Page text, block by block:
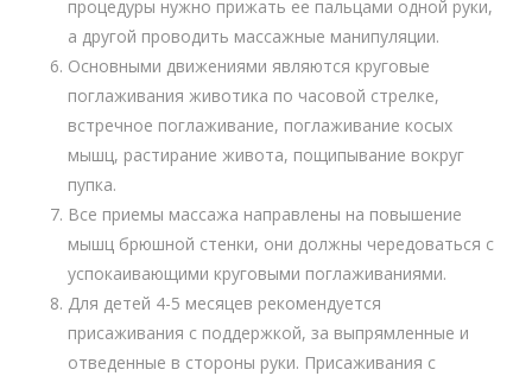
процедуры нужно прижать ее пальцами одной руки,
а другой проводить массажные манипуляции.
Основными движениями являются круговые
поглаживания животика по часовой стрелке,
встречное поглаживание, поглаживание косых
мышц, растирание живота, пощипывание вокруг
пупка.
Все приемы массажа направлены на повышение
мышц брюшной стенки, они должны чередоваться с
успокаивающими круговыми поглаживаниями.
Для детей 4-5 месяцев рекомендуется
присаживания с поддержкой, за выпрямленные и
отведенные в стороны руки. Присаживания с